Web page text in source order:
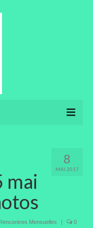
8
MAI 2017
mai
Mensuelles | 0